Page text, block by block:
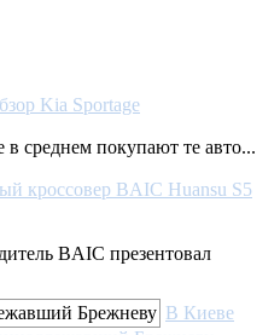
Kia Sportage
среднем покупают те авто...
кроссовер BAIC Huansu S5
BAIC презентовал
В Киеве